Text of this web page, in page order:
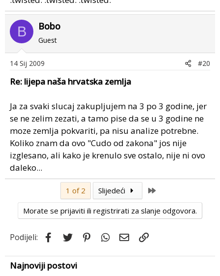
B Bobo
Guest
14 Sij 2009 #20
Re: lijepa naša hrvatska zemlja
Ja za svaki slucaj zakupljujem na 3 po 3 godine, jer
se ne zelim zezati, a tamo pise da se u 3 godine ne
moze zemlja pokvariti, pa nisu analize potrebne.
Koliko znam da ovo "Cudo od zakona" jos nije
izglesano, ali kako je krenulo sve ostalo, nije ni ovo
daleko...
1 of 2 Slijedeći
Morate se prijaviti ili registrirati za slanje odgovora.
Podijeli: Facebook
Twitter PinterestWhatsApp
Email
Najnoviji postovi